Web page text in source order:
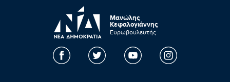
Μανώλης
Κεφαλογιάννης
Ευρωβουλευτής